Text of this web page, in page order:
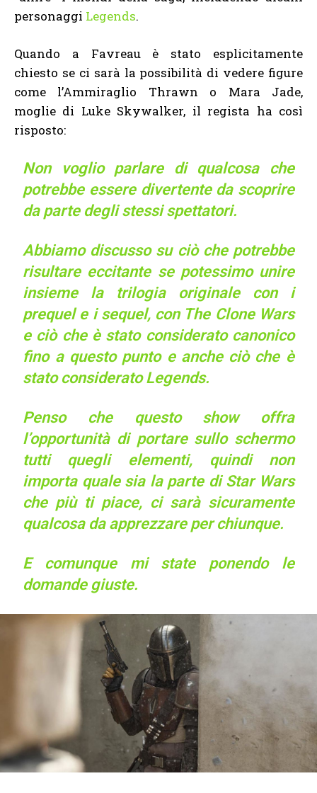
personaggi Legends.
Quando a Favreau è stato esplicitamente
chiesto se ci sarà la possibilità di vedere figure
come l’Ammiraglio Thrawn o Mara Jade,
moglie di Luke Skywalker, il regista ha così
risposto:
Non voglio parlare di qualcosa che
potrebbe essere divertente da scoprire
da parte degli stessi spettatori.
Abbiamo discusso su ciò che potrebbe
risultare eccitante se potessimo unire
insieme la trilogia originale con i
prequel e i sequel, con The Clone Wars
e ciò che è stato considerato canonico
fino a questo punto e anche ciò che è
stato considerato Legends.
Penso che questo show offra
l’opportunità di portare sullo schermo
tutti quegli elementi, quindi non
importa quale sia la parte di Star Wars
che più ti piace, ci sarà sicuramente
qualcosa da apprezzare per chiunque.
E comunque mi state ponendo le
domande giuste.